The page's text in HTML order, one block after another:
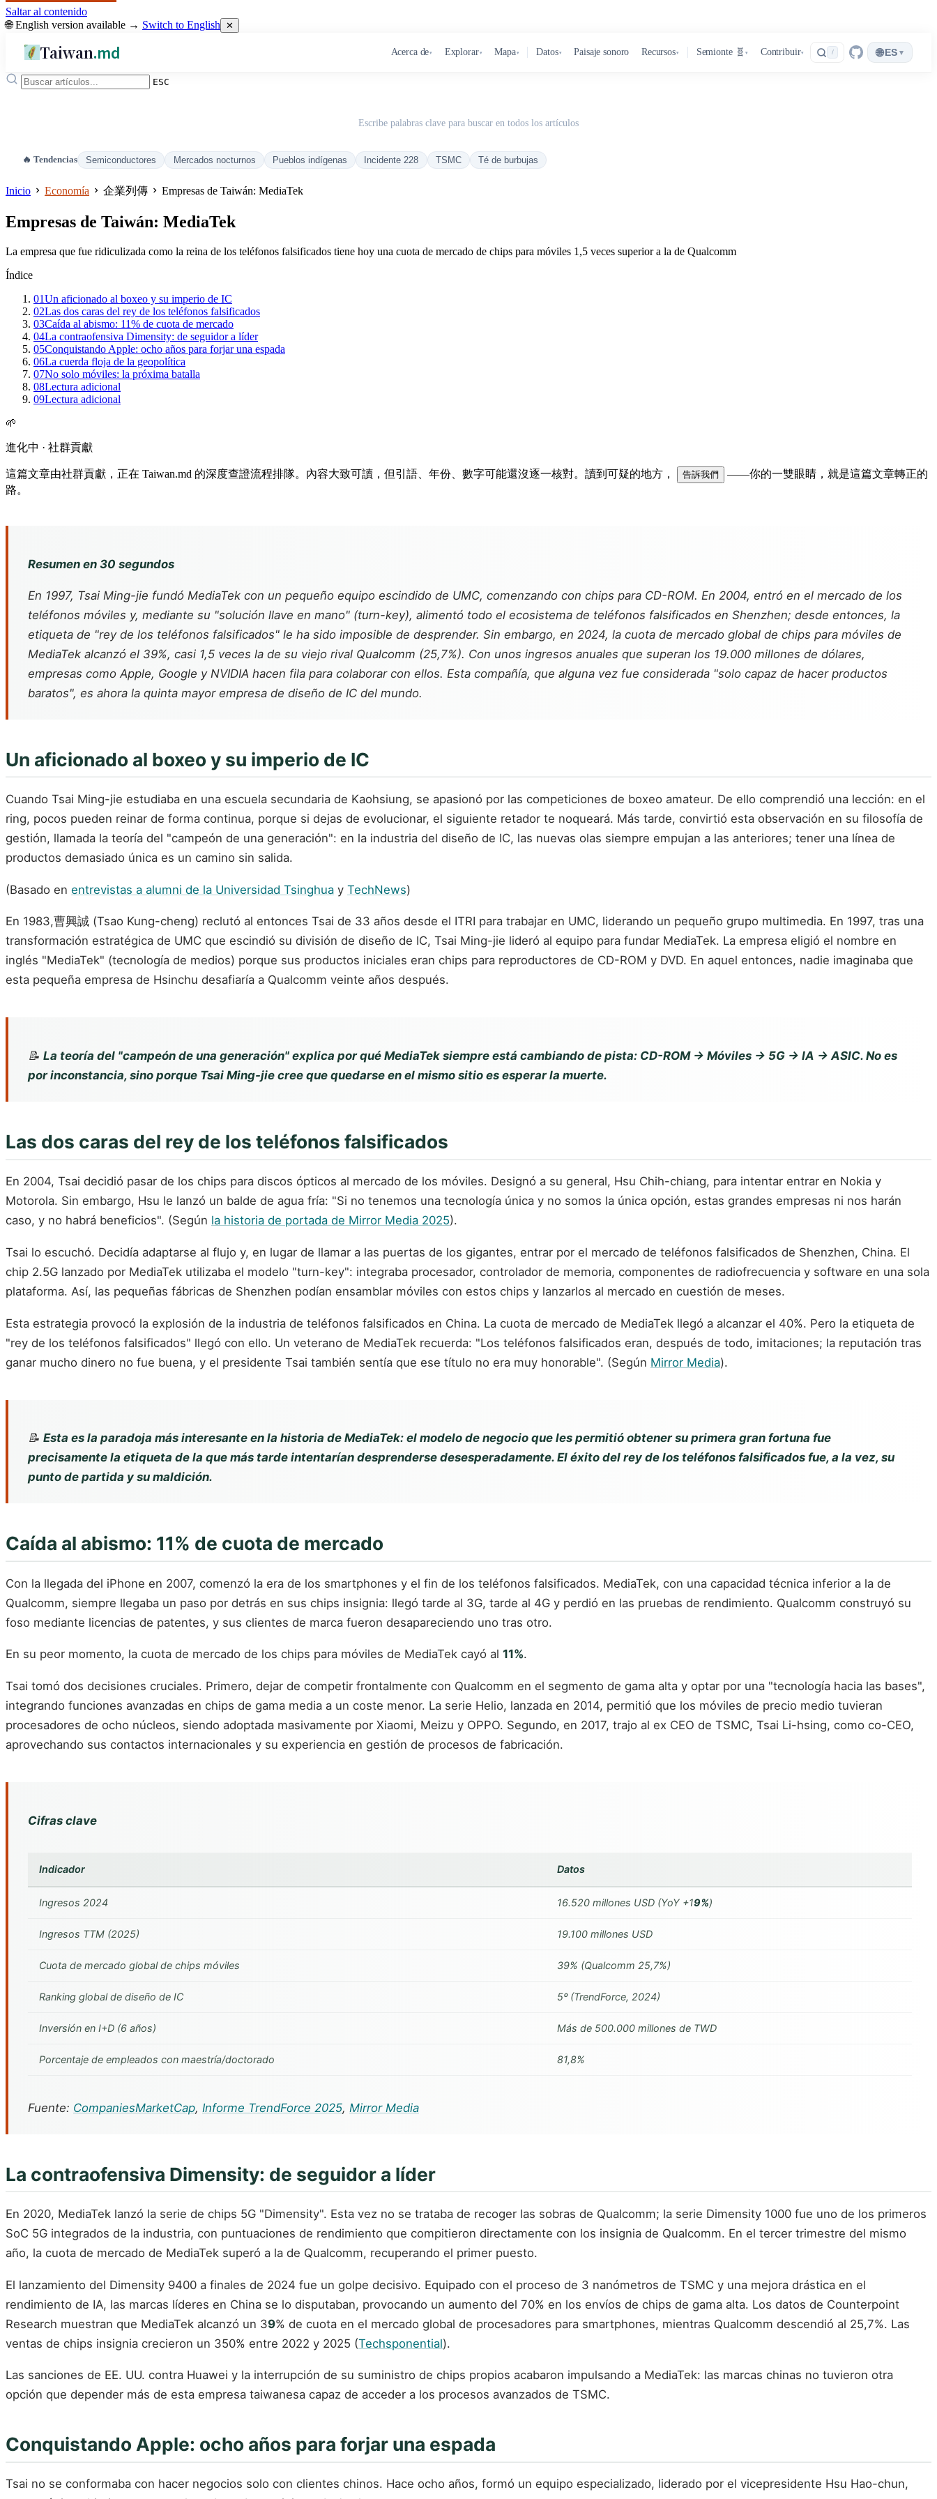
Saltar al contenido
🌐 English version available → Switch to English ✕
Taiwan.md Acerca de▾ Explorar▾ Mapa▾ Datos▾ Paisaje sonoro Recursos▾ Semionte 🧬 ▾ Contribuir▾ / 🌐 ES ▾
ESC
Escribe palabras clave para buscar en todos los artículos
🔥 Tendencias Semiconductores Mercados nocturnos Pueblos indígenas Incidente 228 TSMC Té de burbujas
Inicio Economía 企業列傳 Empresas de Taiwán: MediaTek
Empresas de Taiwán: MediaTek
La empresa que fue ridiculizada como la reina de los teléfonos falsificados tiene hoy una cuota de mercado de chips para móviles 1,5 veces superior a la de Qualcomm
Índice
01Un aficionado al boxeo y su imperio de IC
02Las dos caras del rey de los teléfonos falsificados
03Caída al abismo: 11% de cuota de mercado
04La contraofensiva Dimensity: de seguidor a líder
05Conquistando Apple: ocho años para forjar una espada
06La cuerda floja de la geopolítica
07No solo móviles: la próxima batalla
08Lectura adicional
09Lectura adicional
🌱
進化中 · 社群貢獻
這篇文章由社群貢獻，正在 Taiwan.md 的深度查證流程排隊。內容大致可讀，但引語、年份、數字可能還沒逐一核對。讀到可疑的地方， 告訴我們
——你的一雙眼睛，就是這篇文章轉正的
路。
Resumen en 30 segundos
En 1997, Tsai Ming-jie fundó MediaTek con un pequeño equipo escindido de UMC, comenzando con chips para CD-ROM. En 2004, entró en el mercado de los
teléfonos móviles y, mediante su "solución llave en mano" (turn-key), alimentó todo el ecosistema de teléfonos falsificados en Shenzhen; desde entonces, la
etiqueta de "rey de los teléfonos falsificados" le ha sido imposible de desprender. Sin embargo, en 2024, la cuota de mercado global de chips para móviles de
MediaTek alcanzó el 39%, casi 1,5 veces la de su viejo rival Qualcomm (25,7%). Con unos ingresos anuales que superan los 19.000 millones de dólares,
empresas como Apple, Google y NVIDIA hacen fila para colaborar con ellos. Esta compañía, que alguna vez fue considerada "solo capaz de hacer productos
baratos", es ahora la quinta mayor empresa de diseño de IC del mundo.
Un aficionado al boxeo y su imperio de IC
Cuando Tsai Ming-jie estudiaba en una escuela secundaria de Kaohsiung, se apasionó por las competiciones de boxeo amateur. De ello comprendió una lección: en el
ring, pocos pueden reinar de forma continua, porque si dejas de evolucionar, el siguiente retador te noqueará. Más tarde, convirtió esta observación en su filosofía de
gestión, llamada la teoría del "campeón de una generación": en la industria del diseño de IC, las nuevas olas siempre empujan a las anteriores; tener una línea de
productos demasiado única es un camino sin salida.
(Basado en entrevistas a alumni de la Universidad Tsinghua y TechNews)
En 1983,曹興誠 (Tsao Kung-cheng) reclutó al entonces Tsai de 33 años desde el ITRI para trabajar en UMC, liderando un pequeño grupo multimedia. En 1997, tras una
transformación estratégica de UMC que escindió su división de diseño de IC, Tsai Ming-jie lideró al equipo para fundar MediaTek. La empresa eligió el nombre en
inglés "MediaTek" (tecnología de medios) porque sus productos iniciales eran chips para reproductores de CD-ROM y DVD. En aquel entonces, nadie imaginaba que
esta pequeña empresa de Hsinchu desafiaría a Qualcomm veinte años después.
📝 La teoría del "campeón de una generación" explica por qué MediaTek siempre está cambiando de pista: CD-ROM → Móviles → 5G → IA → ASIC. No es
por inconstancia, sino porque Tsai Ming-jie cree que quedarse en el mismo sitio es esperar la muerte.
Las dos caras del rey de los teléfonos falsificados
En 2004, Tsai decidió pasar de los chips para discos ópticos al mercado de los móviles. Designó a su general, Hsu Chih-chiang, para intentar entrar en Nokia y
Motorola. Sin embargo, Hsu le lanzó un balde de agua fría: "Si no tenemos una tecnología única y no somos la única opción, estas grandes empresas ni nos harán
caso, y no habrá beneficios". (Según la historia de portada de Mirror Media 2025).
Tsai lo escuchó. Decidía adaptarse al flujo y, en lugar de llamar a las puertas de los gigantes, entrar por el mercado de teléfonos falsificados de Shenzhen, China. El
chip 2.5G lanzado por MediaTek utilizaba el modelo "turn-key": integraba procesador, controlador de memoria, componentes de radiofrecuencia y software en una sola
plataforma. Así, las pequeñas fábricas de Shenzhen podían ensamblar móviles con estos chips y lanzarlos al mercado en cuestión de meses.
Esta estrategia provocó la explosión de la industria de teléfonos falsificados en China. La cuota de mercado de MediaTek llegó a alcanzar el 40%. Pero la etiqueta de
"rey de los teléfonos falsificados" llegó con ello. Un veterano de MediaTek recuerda: "Los teléfonos falsificados eran, después de todo, imitaciones; la reputación tras
ganar mucho dinero no fue buena, y el presidente Tsai también sentía que ese título no era muy honorable". (Según Mirror Media).
📝 Esta es la paradoja más interesante en la historia de MediaTek: el modelo de negocio que les permitió obtener su primera gran fortuna fue
precisamente la etiqueta de la que más tarde intentarían desprenderse desesperadamente. El éxito del rey de los teléfonos falsificados fue, a la vez, su
punto de partida y su maldición.
Caída al abismo: 11% de cuota de mercado
Con la llegada del iPhone en 2007, comenzó la era de los smartphones y el fin de los teléfonos falsificados. MediaTek, con una capacidad técnica inferior a la de
Qualcomm, siempre llegaba un paso por detrás en sus chips insignia: llegó tarde al 3G, tarde al 4G y perdió en las pruebas de rendimiento. Qualcomm construyó su
foso mediante licencias de patentes, y sus clientes de marca fueron desapareciendo uno tras otro.
En su peor momento, la cuota de mercado de los chips para móviles de MediaTek cayó al 11%.
Tsai tomó dos decisiones cruciales. Primero, dejar de competir frontalmente con Qualcomm en el segmento de gama alta y optar por una "tecnología hacia las bases",
integrando funciones avanzadas en chips de gama media a un coste menor. La serie Helio, lanzada en 2014, permitió que los móviles de precio medio tuvieran
procesadores de ocho núcleos, siendo adoptada masivamente por Xiaomi, Meizu y OPPO. Segundo, en 2017, trajo al ex CEO de TSMC, Tsai Li-hsing, como co-CEO,
aprovechando sus contactos internacionales y su experiencia en gestión de procesos de fabricación.
Cifras clave
Indicador Datos
Ingresos 2024 16.520 millones USD (YoY +19%)
Ingresos TTM (2025) 19.100 millones USD
Cuota de mercado global de chips móviles 39% (Qualcomm 25,7%)
Ranking global de diseño de IC 5º (TrendForce, 2024)
Inversión en I+D (6 años) Más de 500.000 millones de TWD
Porcentaje de empleados con maestría/doctorado 81,8%
Fuente: CompaniesMarketCap, Informe TrendForce 2025, Mirror Media
La contraofensiva Dimensity: de seguidor a líder
En 2020, MediaTek lanzó la serie de chips 5G "Dimensity". Esta vez no se trataba de recoger las sobras de Qualcomm; la serie Dimensity 1000 fue uno de los primeros
SoC 5G integrados de la industria, con puntuaciones de rendimiento que compitieron directamente con los insignia de Qualcomm. En el tercer trimestre del mismo
año, la cuota de mercado de MediaTek superó a la de Qualcomm, recuperando el primer puesto.
El lanzamiento del Dimensity 9400 a finales de 2024 fue un golpe decisivo. Equipado con el proceso de 3 nanómetros de TSMC y una mejora drástica en el
rendimiento de IA, las marcas líderes en China se lo disputaban, provocando un aumento del 70% en los envíos de chips de gama alta. Los datos de Counterpoint
Research muestran que MediaTek alcanzó un 39% de cuota en el mercado global de procesadores para smartphones, mientras Qualcomm descendió al 25,7%. Las
ventas de chips insignia crecieron un 350% entre 2022 y 2025 (Techsponential).
Las sanciones de EE. UU. contra Huawei y la interrupción de su suministro de chips propios acabaron impulsando a MediaTek: las marcas chinas no tuvieron otra
opción que depender más de esta empresa taiwanesa capaz de acceder a los procesos avanzados de TSMC.
Conquistando Apple: ocho años para forjar una espada
Tsai no se conformaba con hacer negocios solo con clientes chinos. Hace ocho años, formó un equipo especializado, liderado por el vicepresidente Hsu Hao-chun,